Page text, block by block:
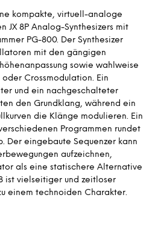
kompakte, virtuell-analoge
JX 8P Analog-Synthesizers mit
PG-800. Der Synthesizer
mit den gängigen
sowie wahlweise
Crossmodulation. Ein
und ein nachgeschalteter
den Grundklang, während ein
die Klänge modulieren. Ein
Programmen rundet
Der eingebaute Sequenzer kann
aufzeichnen,
als eine statischere Alternative
ist vielseitiger und zeitloser
einem technoiden Charakter.